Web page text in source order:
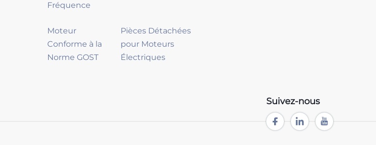
Fréquence
Moteur
Conforme à la
Norme GOST
Pièces Détachées
pour Moteurs
Électriques
Suivez-nous